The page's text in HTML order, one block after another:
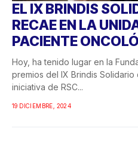
EL IX BRINDIS
RECAE EN LA
PACIENTE
Hoy, ha tenido lugar en la
premios del IX Brindis
iniciativa de RSC...
19 DICIEMBRE, 2024